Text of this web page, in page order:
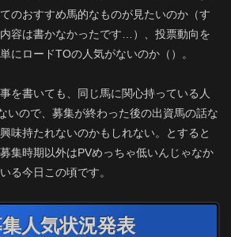
のおすすめ馬的なものが見たいのか（す
容は書かなかったです…）、投票動向を
にロードTOの人気がないのか（）。
を書いても、同じ馬に関心持っている人
いので、募集が終わった後の出資馬の話な
味持たれないのかもしれない。とすると
集時期以外はPVめっちゃ低いんじゃなか
る今日この頃です。
人気状況発表